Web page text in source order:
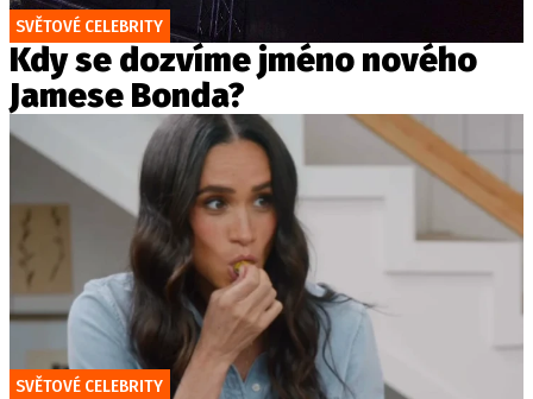
SVĚTOVÉ CELEBRITY
Kdy se dozvíme jméno nového
Jamese Bonda?
SVĚTOVÉ CELEBRITY